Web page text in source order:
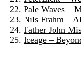
Pale Waves –
Nils Frahm –
Father John
Iceage –